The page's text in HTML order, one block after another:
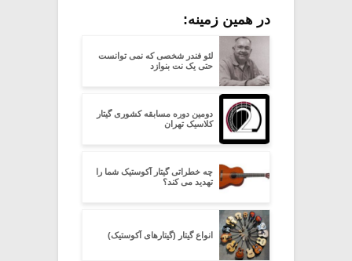
در همین زمینه:
لئو فندر شخصی که نمی توانست
حتی یک نت بنوازد
دومین دوره مسابقه کشوری گیتار
کلاسیک تهران
چه خطراتی گیتار آکوستیک شما را
تهدید می کند؟
انواع گیتار (گیتارهای آکوستیک)